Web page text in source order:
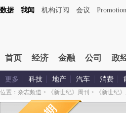
数据 我闻 机构订阅 会议 Promotion
首页 经济 金融 公司 政
更多 科技 地产 汽车 消费
位置： 杂志频道 > 《新世纪》周刊 > 《新世纪